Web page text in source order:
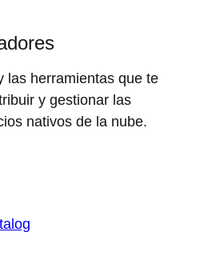
las herramientas que te
y gestionar las
nativos de la nube.